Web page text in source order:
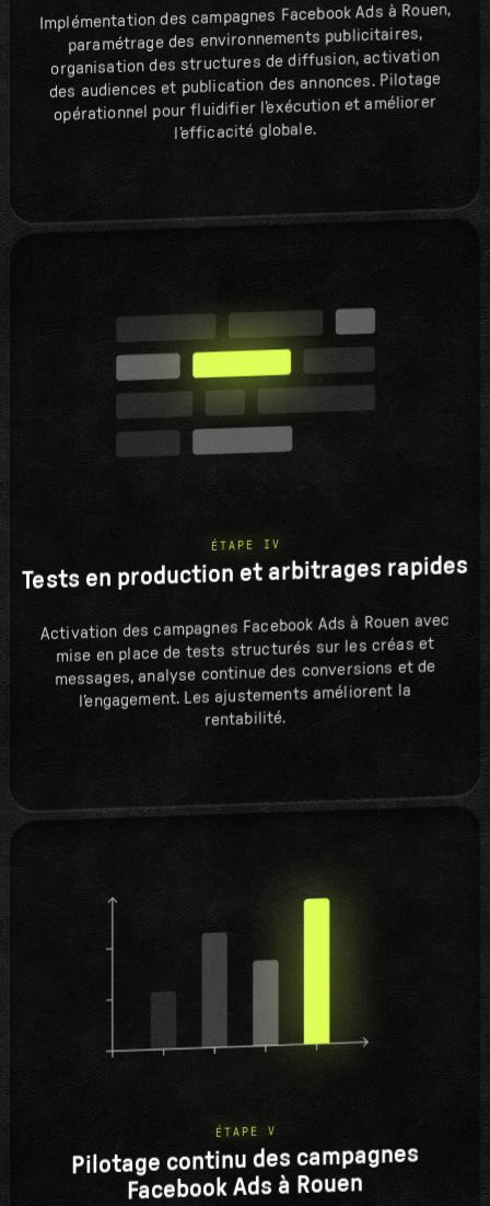
Implémentation des campagnes Facebook Ads à Rouen,
paramétrage des environnements publicitaires,
organisation des structures de diffusion, activation
des audiences et publication des annonces. Pilotage
opérationnel pour fluidifier l’exécution et améliorer
l’efficacité globale.
ÉTAPE IV
Tests en production et arbitrages rapides
Activation des campagnes Facebook Ads à Rouen avec
mise en place de tests structurés sur les créas et
messages, analyse continue des conversions et de
l’engagement. Les ajustements améliorent la
rentabilité.
ÉTAPE V
Pilotage continu des campagnes
Facebook Ads à Rouen